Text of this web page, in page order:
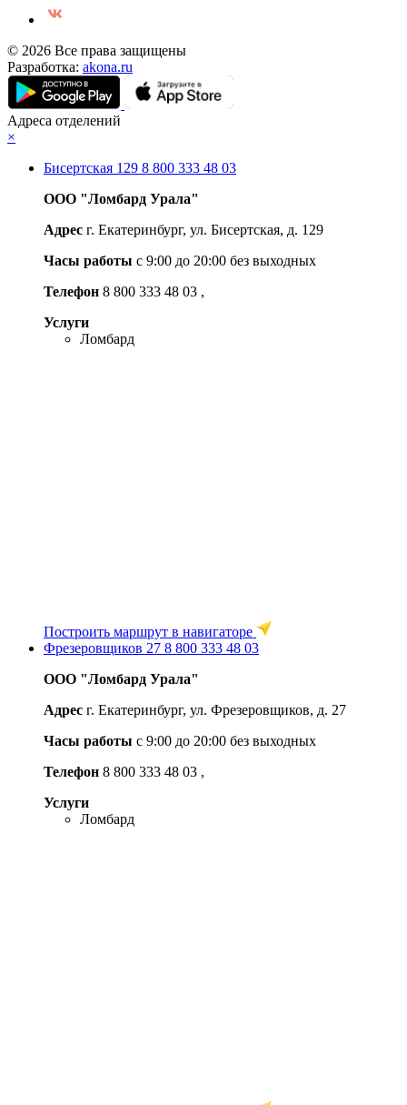
© 2026 Все права защищены
Разработка: akona.ru
Адреса отделений
×
Бисертская 129 8 800 333 48 03
ООО "Ломбард Урала"
Адрес г. Екатеринбург, ул. Бисертская, д. 129
Часы работы c 9:00 до 20:00 без выходных
Телефон 8 800 333 48 03 ,
Услуги
Ломбард
Построить маршрут в навигаторе
Фрезеровщиков 27 8 800 333 48 03
ООО "Ломбард Урала"
Адрес г. Екатеринбург, ул. Фрезеровщиков, д. 27
Часы работы с 9:00 до 20:00 без выходных
Телефон 8 800 333 48 03 ,
Услуги
Ломбард